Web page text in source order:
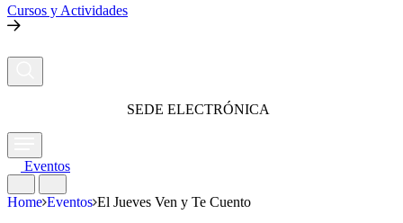
Cursos y Actividades
SEDE ELECTRÓNICA
Eventos
Home Eventos El Jueves Ven y Te Cuento